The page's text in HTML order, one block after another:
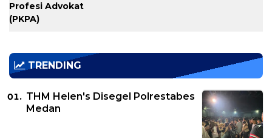
Profesi Advokat
(PKPA)
TRENDING
THM Helen's Disegel Polrestabes
Medan